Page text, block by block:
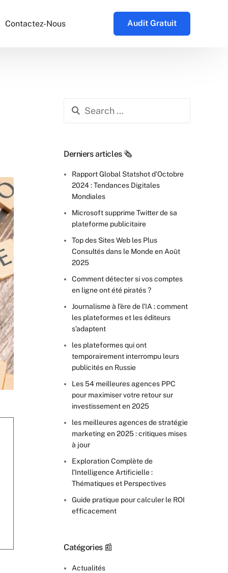
Contactez-Nous Audit Gratuit
Derniers articles 🗞️
Rapport Global Statshot d’Octobre
2024 : Tendances Digitales
Mondiales
Microsoft supprime Twitter de sa
plateforme publicitaire
Top des Sites Web les Plus
Consultés dans le Monde en Août
2025
Comment détecter si vos comptes
en ligne ont été piratés ?
Journalisme à l’ère de l’IA : comment
les plateformes et les éditeurs
s’adaptent
les plateformes qui ont
temporairement interrompu leurs
publicités en Russie
Les 54 meilleures agences PPC
pour maximiser votre retour sur
investissement en 2025
les meilleures agences de stratégie
marketing en 2025 : critiques mises
à jour
Exploration Complète de
l’Intelligence Artificielle :
Thématiques et Perspectives
Guide pratique pour calculer le ROI
efficacement
Catégories 📰
Actualités